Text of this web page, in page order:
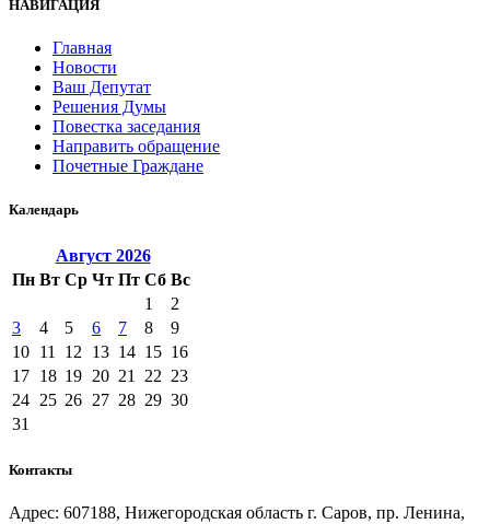
НАВИГАЦИЯ
Главная
Новости
Ваш Депутат
Решения Думы
Повестка заседания
Направить обращение
Почетные Граждане
Календарь
Август 2026
Пн Вт Ср Чт Пт Сб Вс
1
2
3
4 5 6 7 8
9
10 11 12 13 14 15 16
17 18 19 20 21 22 23
24 25 26 27 28 29 30
31
Контакты
Адрес: 607188, Нижегородская область г. Саров, пр. Ленина,